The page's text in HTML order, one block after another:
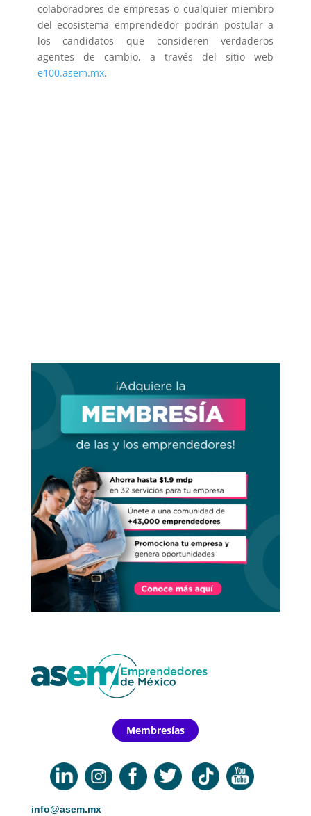
colaboradores de empresas o cualquier miembro
del ecosistema emprendedor podrán postular a
los candidatos que consideren verdaderos
agentes de cambio, a través del sitio web
e100.asem.mx.
Membresías
info@asem.mx